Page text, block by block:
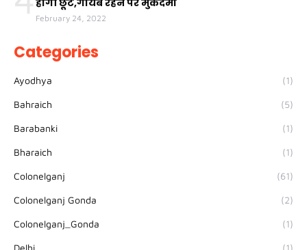
February 24, 2022
Categories
Ayodhya (1)
Bahraich (5)
Barabanki (1)
Bharaich (1)
Colonelganj (61)
Colonelganj Gonda (2)
Colonelganj_Gonda (1)
Delhi (1)